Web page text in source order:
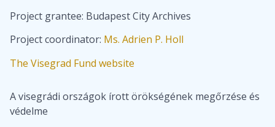
Project grantee: Budapest City Archives
Project coordinator: Ms. Adrien P. Holl
The Visegrad Fund website
A visegrádi országok írott örökségének megőrzése és
védelme